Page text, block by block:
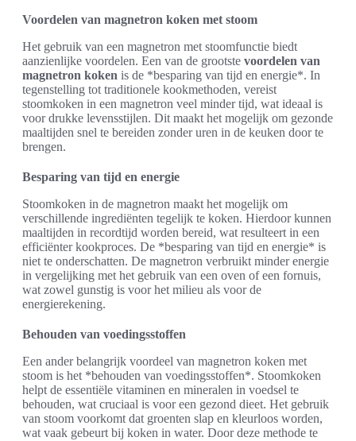
Voordelen van magnetron koken met stoom
Het gebruik van een magnetron met stoomfunctie biedt
aanzienlijke voordelen. Een van de grootste voordelen van
magnetron koken is de *besparing van tijd en energie*. In
tegenstelling tot traditionele kookmethoden, vereist
stoomkoken in een magnetron veel minder tijd, wat ideaal is
voor drukke levensstijlen. Dit maakt het mogelijk om gezonde
maaltijden snel te bereiden zonder uren in de keuken door te
brengen.
Besparing van tijd en energie
Stoomkoken in de magnetron maakt het mogelijk om
verschillende ingrediënten tegelijk te koken. Hierdoor kunnen
maaltijden in recordtijd worden bereid, wat resulteert in een
efficiënter kookproces. De *besparing van tijd en energie* is
niet te onderschatten. De magnetron verbruikt minder energie
in vergelijking met het gebruik van een oven of een fornuis,
wat zowel gunstig is voor het milieu als voor de
energierekening.
Behouden van voedingsstoffen
Een ander belangrijk voordeel van magnetron koken met
stoom is het *behouden van voedingsstoffen*. Stoomkoken
helpt de essentiële vitaminen en mineralen in voedsel te
behouden, wat cruciaal is voor een gezond dieet. Het gebruik
van stoom voorkomt dat groenten slap en kleurloos worden,
wat vaak gebeurt bij koken in water. Door deze methode te